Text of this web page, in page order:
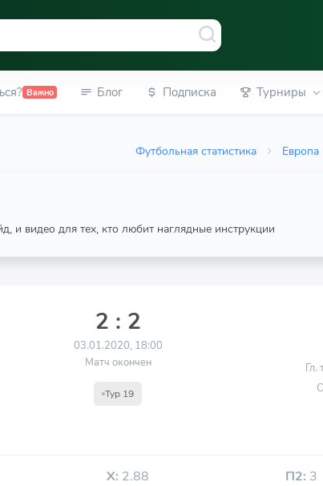
Важно Блог Подписка Турниры
Футбольная статистика Европа
и видео для тех, кто любит наглядные инструкции
2 : 2
03.01.2020, 18:00
Матч окончен
Тур 19
Гл.
Х: 2.88 П2: 3